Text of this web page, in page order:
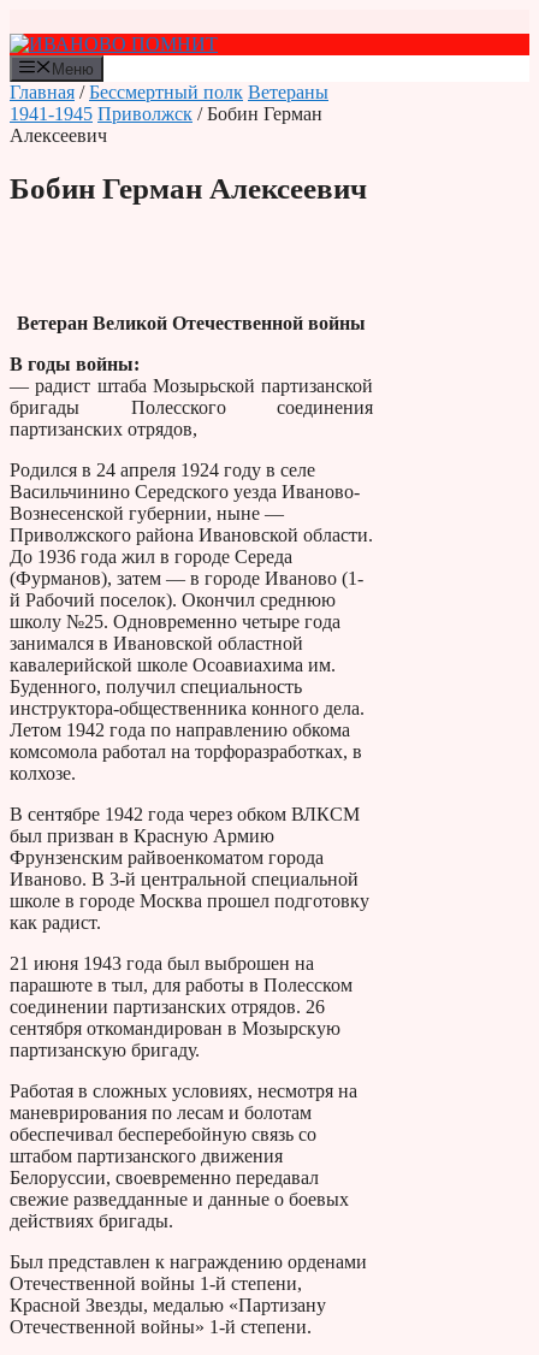
к
содержимому
Меню
Главная /Бессмертный полк Ветераны
1941-1945 Приволжск / Бобин Герман
Алексеевич
Бобин Герман Алексеевич
Ветеран Великой Отечественной войны
В годы войны:
— радист штаба Мозырьской партизанской
бригады Полесского соединения
партизанских отрядов,
Родился в 24 апреля 1924 году в селе
Васильчинино Середского уезда Иваново-
Вознесенской губернии, ныне —
Приволжского района Ивановской области.
До 1936 года жил в городе Середа
(Фурманов), затем — в городе Иваново (1-
й Рабочий поселок). Окончил среднюю
школу №25. Одновременно четыре года
занимался в Ивановской областной
кавалерийской школе Осоавиахима им.
Буденного, получил специальность
инструктора-общественника конного дела.
Летом 1942 года по направлению обкома
комсомола работал на торфоразработках, в
колхозе.
В сентябре 1942 года через обком ВЛКСМ
был призван в Красную Армию
Фрунзенским райвоенкоматом города
Иваново. В 3-й центральной специальной
школе в городе Москва прошел подготовку
как радист.
21 июня 1943 года был выброшен на
парашюте в тыл, для работы в Полесском
соединении партизанских отрядов. 26
сентября откомандирован в Мозырскую
партизанскую бригаду.
Работая в сложных условиях, несмотря на
маневрирования по лесам и болотам
обеспечивал бесперебойную связь со
штабом партизанского движения
Белоруссии, своевременно передавал
свежие разведданные и данные о боевых
действиях бригады.
Был представлен к награждению орденами
Отечественной войны 1-й степени,
Красной Звезды, медалью «Партизану
Отечественной войны» 1-й степени.